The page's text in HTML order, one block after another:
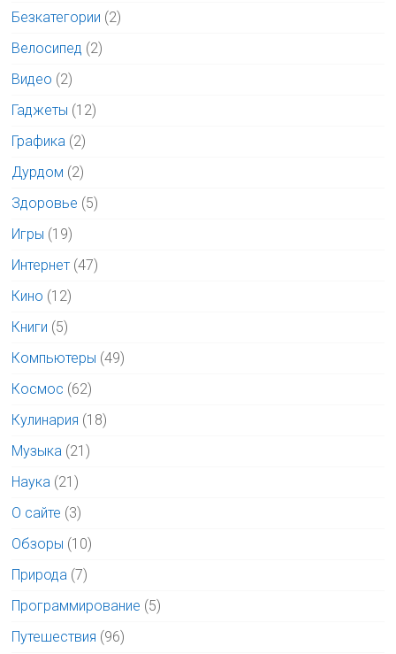
Безкатегории (2)
Велосипед (2)
Видео (2)
Гаджеты (12)
Графика (2)
Дурдом (2)
Здоровье (5)
Игры (19)
Интернет (47)
Кино (12)
Книги (5)
Компьютеры (49)
Космос (62)
Кулинария (18)
Музыка (21)
Наука (21)
О сайте (3)
Обзоры (10)
Природа (7)
Программирование (5)
Путешествия (96)